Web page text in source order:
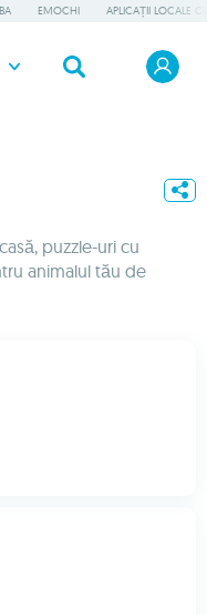
EMOCHI APLICAȚII LOCALE
puzzle-uri cu
animalul tău de